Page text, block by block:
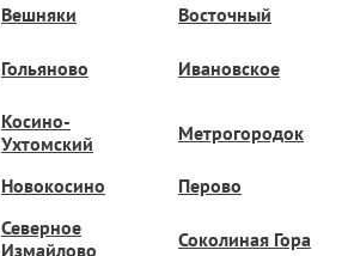
Вешняки
Восточный
Гольяново Ивановское
Косино-
Ухтомский
Метрогородок
Новокосино Перово
Северное
Измайлово
Соколиная Гора